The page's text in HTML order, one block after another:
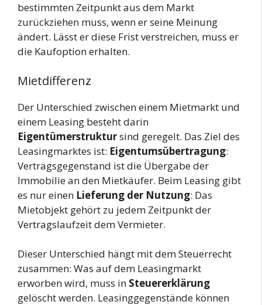
bestimmten Zeitpunkt aus dem Markt
zurückziehen muss, wenn er seine Meinung
ändert. Lässt er diese Frist verstreichen, muss er
die Kaufoption erhalten.
Mietdifferenz
Der Unterschied zwischen einem Mietmarkt und
einem Leasing besteht darin
Eigentümerstruktursind geregelt. Das Ziel des
Leasingmarktes ist: Eigentumsübertragung:
Vertragsgegenstand ist die Übergabe der
Immobilie an den Mietkäufer. Beim Leasing gibt
es nur einen Lieferung der Nutzung: Das
Mietobjekt gehört zu jedem Zeitpunkt der
Vertragslaufzeit dem Vermieter.
Dieser Unterschied hängt mit dem Steuerrecht
zusammen: Was auf dem Leasingmarkt
erworben wird, muss in Steuererklärung
gelöscht werden. Leasinggegenstände können